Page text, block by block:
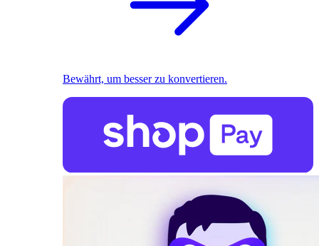
Bewährt, um besser zu konvertieren.